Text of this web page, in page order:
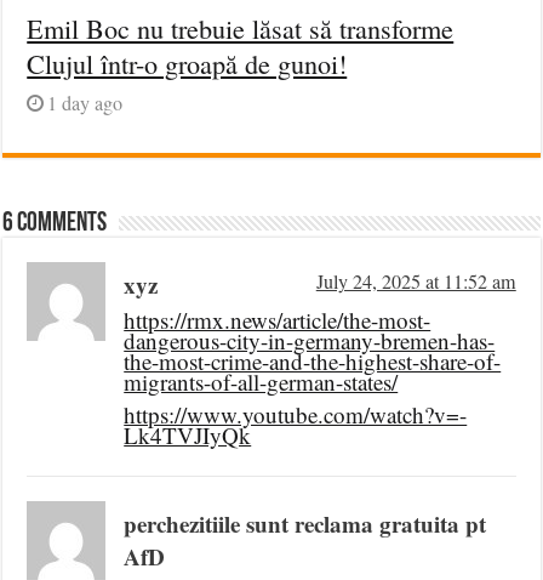
Emil Boc nu trebuie lăsat să transforme
Clujul într-o groapă de gunoi!
1 day ago
6 comments
xyz July 24, 2025 at 11:52 am
https://rmx.news/article/the-most-
dangerous-city-in-germany-bremen-has-
the-most-crime-and-the-highest-share-of-
migrants-of-all-german-states/
https://www.youtube.com/watch?v=-
Lk4TVJIyQk
perchezitiile sunt reclama gratuita pt
AfD